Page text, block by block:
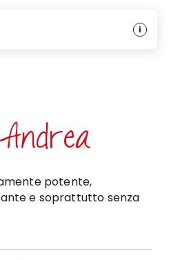
potente,
e soprattutto senza